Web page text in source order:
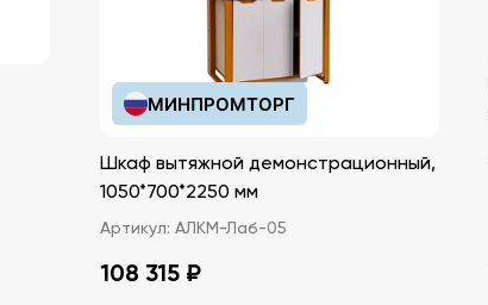
МИНПРОМТОРГ
Шкаф вытяжной демонстрационный,
1050*700*2250 мм
Артикул: АЛКМ-Лаб-05
108 315 ₽